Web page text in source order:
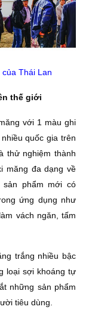
Thái Lan
thế giới
với 1 màu ghi
quốc gia trên
thử nghiệm thành
măng đa dạng về
sản phẩm mới có
ứng dụng như
vách ngăn, tấm
trắng nhiều bậc
loại sợi khoáng tự
những sản phẩm
tiêu dùng.